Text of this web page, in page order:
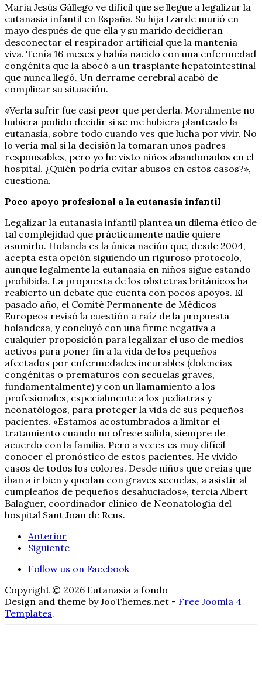
María Jesús Gállego ve difícil que se llegue a legalizar la
eutanasia infantil en España. Su hija Izarde murió en
mayo después de que ella y su marido decidieran
desconectar el respirador artificial que la mantenía
viva. Tenía 16 meses y había nacido con una enfermedad
congénita que la abocó a un trasplante hepatointestinal
que nunca llegó. Un derrame cerebral acabó de
complicar su situación.
«Verla sufrir fue casi peor que perderla. Moralmente no
hubiera podido decidir si se me hubiera planteado la
eutanasia, sobre todo cuando ves que lucha por vivir. No
lo vería mal si la decisión la tomaran unos padres
responsables, pero yo he visto niños abandonados en el
hospital. ¿Quién podría evitar abusos en estos casos?»,
cuestiona.
Poco apoyo profesional a la eutanasia infantil
Legalizar la eutanasia infantil plantea un dilema ético de
tal complejidad que prácticamente nadie quiere
asumirlo. Holanda es la única nación que, desde 2004,
acepta esta opción siguiendo un riguroso protocolo,
aunque legalmente la eutanasia en niños sigue estando
prohibida. La propuesta de los obstetras británicos ha
reabierto un debate que cuenta con pocos apoyos. El
pasado año, el Comité Permanente de Médicos
Europeos revisó la cuestión a raíz de la propuesta
holandesa, y concluyó con una firme negativa a
cualquier proposición para legalizar el uso de medios
activos para poner fin a la vida de los pequeños
afectados por enfermedades incurables (dolencias
congénitas o prematuros con secuelas graves,
fundamentalmente) y con un llamamiento a los
profesionales, especialmente a los pediatras y
neonatólogos, para proteger la vida de sus pequeños
pacientes. «Estamos acostumbrados a limitar el
tratamiento cuando no ofrece salida, siempre de
acuerdo con la familia. Pero a veces es muy difícil
conocer el pronóstico de estos pacientes. He vivido
casos de todos los colores. Desde niños que creías que
iban a ir bien y quedan con graves secuelas, a asistir al
cumpleaños de pequeños desahuciados», tercia Albert
Balaguer, coordinador clínico de Neonatología del
hospital Sant Joan de Reus.
Anterior
Siguiente
Follow us on Facebook
Copyright © 2026 Eutanasia a fondo
Design and theme by JooThemes.net - Free Joomla 4
Templates.